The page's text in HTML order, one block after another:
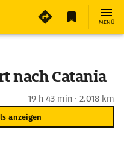
MENÜ
nach Catania
19 h 43 min · 2.018 km
anzeigen